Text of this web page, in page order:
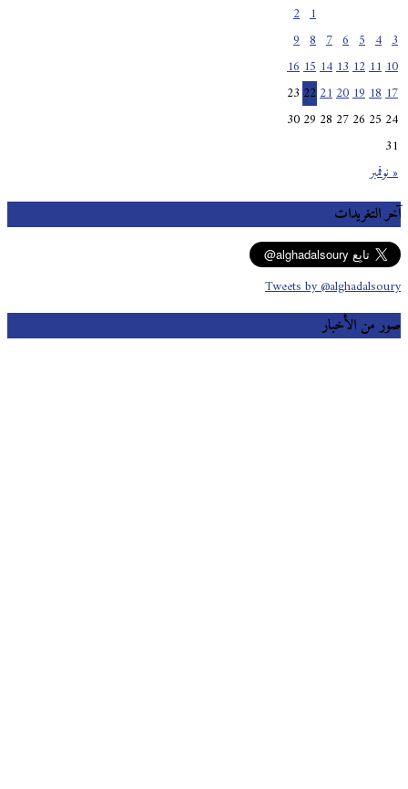
« نوفمبر
10
11
12
13
14
15
16
17
18
19
20
21
22
23
24
25
26
27
28
29
30
31
آخر التغريدات
Tweets by @alghadalsoury
صور من الأخبار